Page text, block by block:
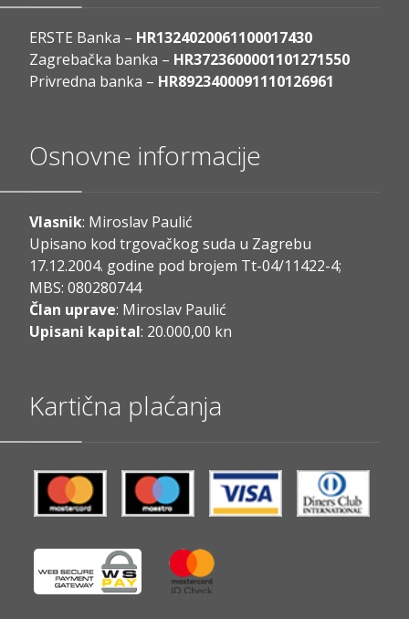
ERSTE Banka – HR1324020061100017430
Zagrebačka banka – HR3723600001101271550
Privredna banka – HR8923400091110126961
Osnovne informacije
Vlasnik: Miroslav Paulić
Upisano kod trgovačkog suda u Zagrebu
17.12.2004. godine pod brojem Tt-04/11422-4;
MBS: 080280744
Član uprave: Miroslav Paulić
Upisani kapital: 20.000,00 kn
Kartična plaćanja